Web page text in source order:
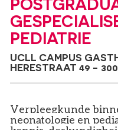
PEDIATRIE
UCLL CAMPUS
HERESTRAAT 49 -
Verpleegkunde
neonatologie en